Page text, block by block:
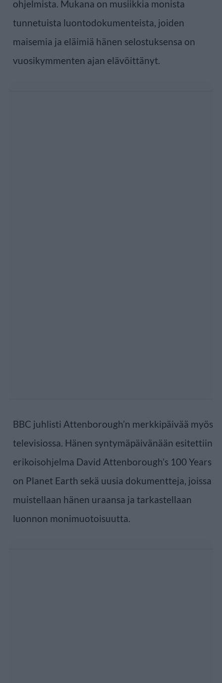
ohjelmista. Mukana on musiikkia monista
tunnetuista luontodokumenteista, joiden
maisemia ja eläimiä hänen selostuksensa on
vuosikymmenten ajan elävöittänyt.
BBC juhlisti Attenborough’n merkkipäivää myös
televisiossa. Hänen syntymäpäivänään esitettiin
erikoisohjelma David Attenborough’s 100 Years
on Planet Earth sekä uusia dokumentteja, joissa
muistellaan hänen uraansa ja tarkastellaan
luonnon monimuotoisuutta.